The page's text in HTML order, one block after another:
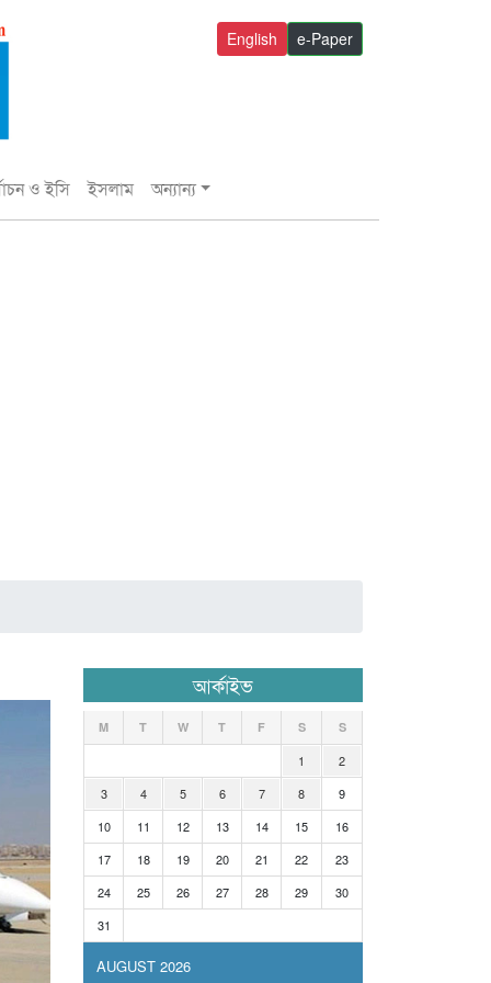
e-Paper
English
ও ইসি ইসলাম অন্যান্য
আর্কাইভ
AUGUST 2026
M T W T F S S
1
2
3
4 5 6 7 8
9
10
11 12 13 14 15
16
17
18 19 20 21 22
23
24
25 26 27 28 29
30
31